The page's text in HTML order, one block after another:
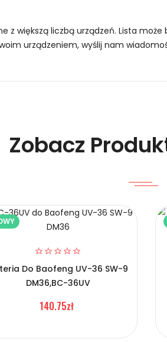
z większą liczbą urządzeń. Lista
urządzeniem, wyślij nam
Kirisun BC-30?
Zobacz
Do Baofeng UV-36 SW-9
DM36,BC-36UV
140.75zł